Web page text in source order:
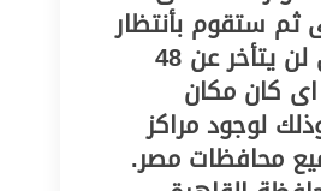
ثم ستقوم بأنتظار
الفنى الذي لن يتأخر عن 48
كان مكان
لوجود مراكز
محافظات مصر.